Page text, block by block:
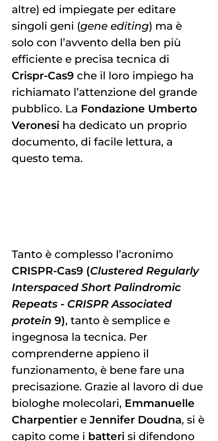
altre) ed impiegate per editare
singoli geni (gene editing) ma è
solo con l’avvento della ben più
efficiente e precisa tecnica di
Crispr-Cas9 che il loro impiego ha
richiamato l’attenzione del grande
pubblico. La Fondazione Umberto
Veronesi ha dedicato un proprio
documento, di facile lettura, a
questo tema.
Tanto è complesso l’acronimo
CRISPR-Cas9 (Clustered Regularly
Interspaced Short Palindromic
Repeats - CRISPR Associated
protein 9), tanto è semplice e
ingegnosa la tecnica. Per
comprenderne appieno il
funzionamento, è bene fare una
precisazione. Grazie al lavoro di due
biologhe molecolari, Emmanuelle
Charpentiere Jennifer Doudna, si è
capito come i batteri si difendono